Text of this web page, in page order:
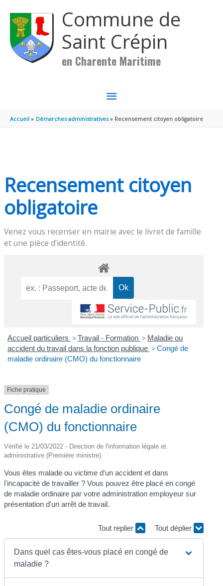
Commune de
Saint Crépin
en Charente Maritime
MENU
PRINCIPAL
Accueil Démarches administratives Recensement citoyen obligatoire
Recensement citoyen
obligatoire
Venez vous recenser en mairie avec le livret de famille
et une pièce d’identité.
Accueil particuliers > Travail - Formation > Maladie ou
accident du travail dans la fonction publique > Congé de
maladie ordinaire (CMO) du fonctionnaire
Fiche pratique
Congé de maladie ordinaire
(CMO) du fonctionnaire
Vérifié le 21/03/2022 - Direction de l'information légale et
administrative (Première ministre)
Vous êtes malade ou victime d'un accident et dans
l'incapacité de travailler ? Vous pouvez être placé en congé
de maladie ordinaire par votre administration employeur sur
présentation d'un arrêt de travail.
Tout replier Tout déplier
Dans quel cas êtes-vous placé en congé de
maladie ?